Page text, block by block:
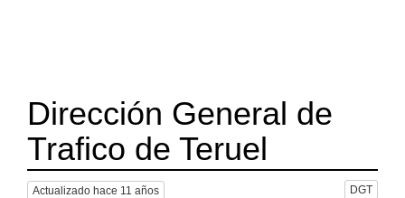
Dirección General de
Trafico de Teruel
Actualizado hace 11 años DGT